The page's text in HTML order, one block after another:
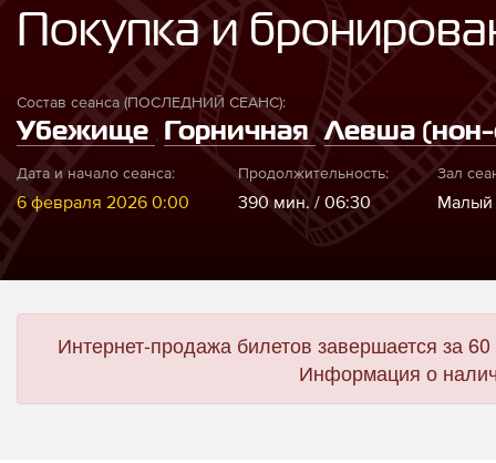
Покупка и
Состав сеанса (ПОСЛЕДНИЙ СЕАНС):
Убежище , Горничная ,Левша (нон-
Дата и начало сеанса:
6 февраля 2026 0:00
Продолжительность:
390 мин. / 06:30
Зал
Малый
Интернет-продажа билетов завершается за
Информация о